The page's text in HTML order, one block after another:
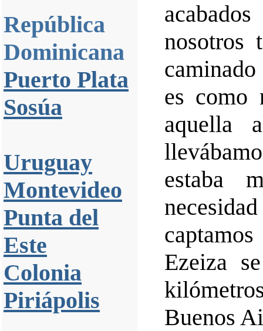
República
Dominicana
Puerto Plata
Sosúa
Uruguay
Montevideo
Punta del
Este
Colonia
Piriápolis
nosotros
es como
aquella
estaba
Ezeiza
Buenos